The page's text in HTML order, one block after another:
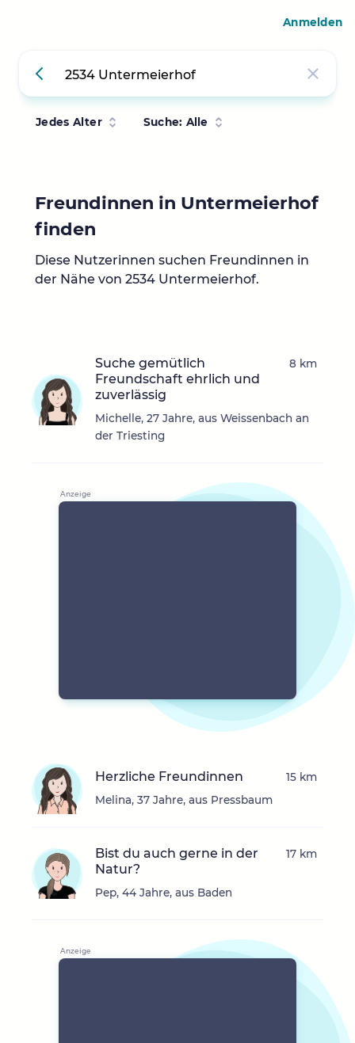
Jedes Alter Suche: Alle
Freundinnen in Untermeierhof
finden
Diese Nutzerinnen suchen Freundinnen in
der Nähe von 2534 Untermeierhof.
Suche gemütlich
Freundschaft ehrlich und
zuverlässig
Michelle, 27 Jahre, aus Weissenbach an
der Triesting
8 km
Herzliche Freundinnen
Melina, 37 Jahre, aus Pressbaum
15 km
Bist du auch gerne in der
Natur?
Pep, 44 Jahre, aus Baden
17 km
Anmelden